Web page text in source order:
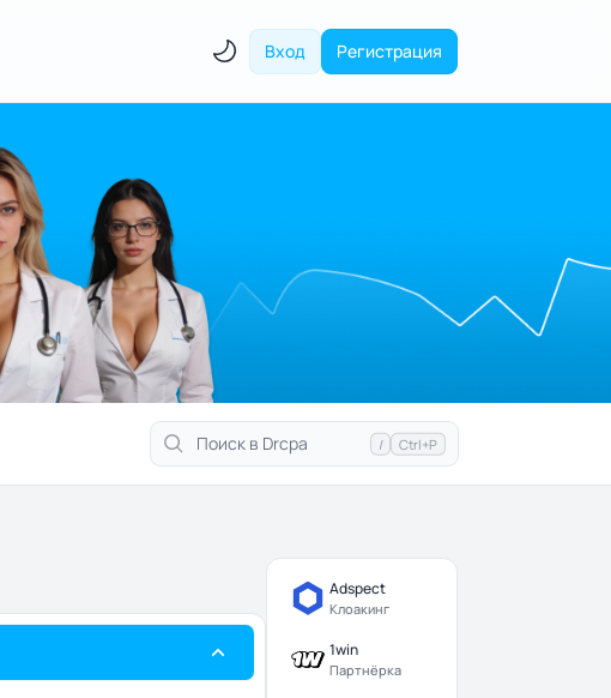
Вход Регистрация
/ Ctrl+P
Adspect
Клоакинг
1win
Партнёрка